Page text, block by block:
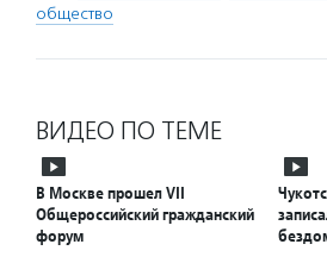
общество
ВИДЕО ПО ТЕМЕ
В Москве прошел VII
Общероссийский гражданский
форум